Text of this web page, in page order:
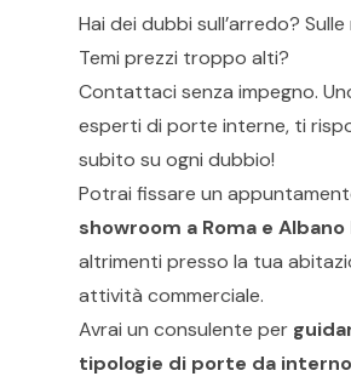
Hai dei dubbi sull’arredo? Sulle
Temi prezzi troppo alti?
Contattaci senza impegno.
esperti di porte interne, ti
subito su ogni dubbio!
Potrai fissare un
showroom a Roma e Albano
altrimenti presso la tua
attività commerciale.
Avrai un consulente per
tipologie di porte da